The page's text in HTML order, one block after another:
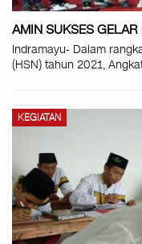
AMIN SUKSES
Indramayu- Dalam
(HSN) tahun 2021,
KEGIATAN